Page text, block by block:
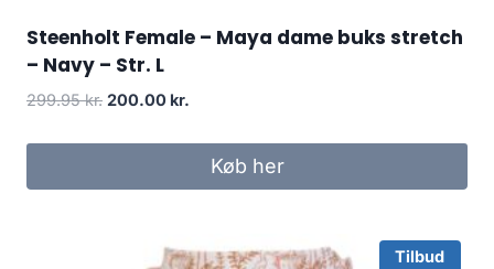
Steenholt Female – Maya dame buks stretch
– Navy – Str. L
299.95kr. Original
was:
200.00 kr.
is:
200.00 kr..
Køb her
Tilbud